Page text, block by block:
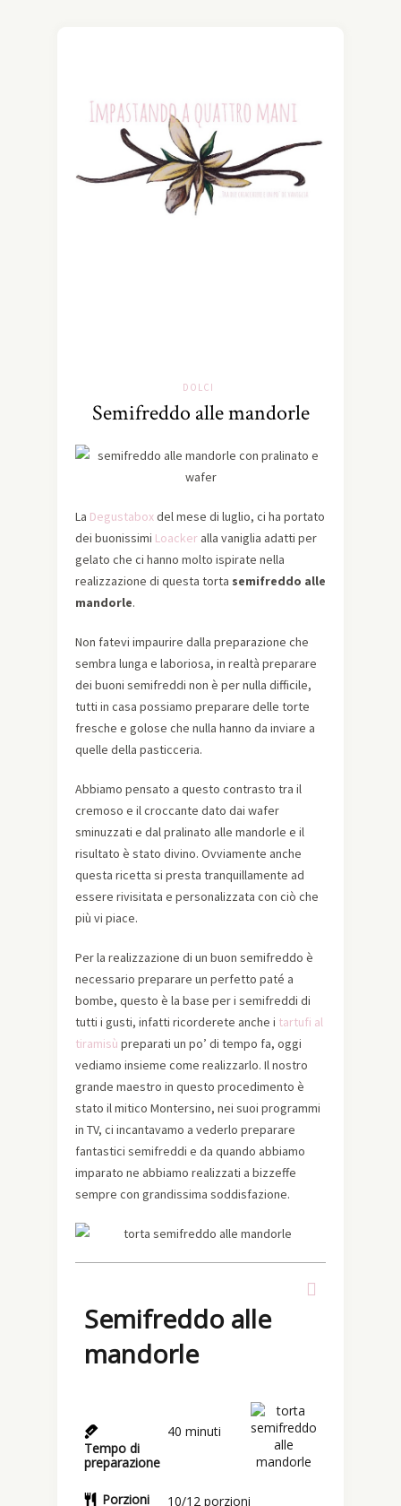
DOLCI
Semifreddo alle mandorle
La Degustaboxdel mese di luglio, ci ha portato
dei buonissimi Loacker alla vaniglia adatti per
gelato che ci hanno molto ispirate nella
realizzazione di questa torta semifreddo alle
mandorle.
Non fatevi impaurire dalla preparazione che
sembra lunga e laboriosa, in realtà preparare
dei buoni semifreddi non è per nulla difficile,
tutti in casa possiamo preparare delle torte
fresche e golose che nulla hanno da inviare a
quelle della pasticceria.
Abbiamo pensato a questo contrasto tra il
cremoso e il croccante dato dai wafer
sminuzzati e dal pralinato alle mandorle e il
risultato è stato divino. Ovviamente anche
questa ricetta si presta tranquillamente ad
essere rivisitata e personalizzata con ciò che
più vi piace.
Per la realizzazione di un buon semifreddo è
necessario preparare un perfetto paté a
bombe, questo è la base per i semifreddi di
tutti i gusti, infatti ricorderete anche i tartufi al
tiramisù preparati un po’ di tempo fa, oggi
vediamo insieme come realizzarlo. Il nostro
grande maestro in questo procedimento è
stato il mitico Montersino, nei suoi programmi
in TV, ci incantavamo a vederlo preparare
fantastici semifreddi e da quando abbiamo
imparato ne abbiamo realizzati a bizzeffe
sempre con grandissima soddisfazione.
Semifreddo alle
mandorle
Tempo di
preparazione
40 minuti
Porzioni 10/12 porzioni